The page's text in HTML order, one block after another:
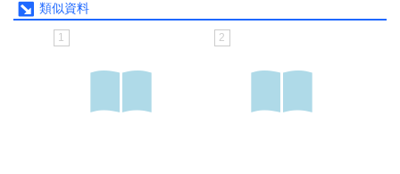
類似資料
1 2